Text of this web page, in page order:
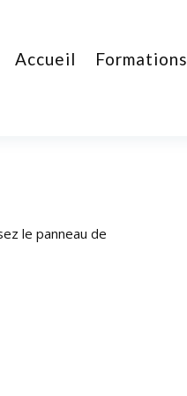
Accueil Formations
le panneau de